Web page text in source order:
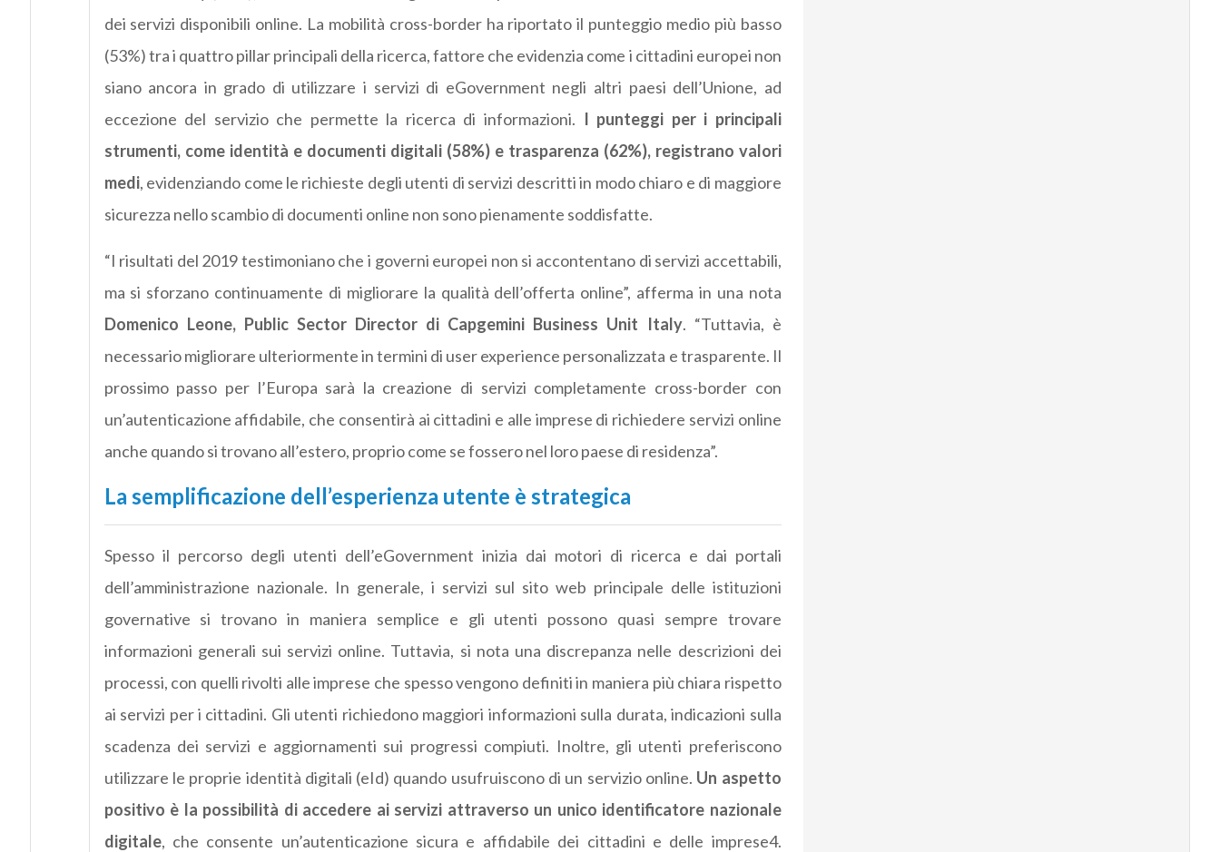
dei servizi disponibili online. La mobilità cross-border ha riportato il punteggio medio più basso
(53%) tra i quattro pillar principali della ricerca, fattore che evidenzia come i cittadini europei non
siano ancora in grado di utilizzare i servizi di eGovernment negli altri paesi dell’Unione, ad
eccezione del servizio che permette la ricerca di informazioni. I punteggi per i principali
strumenti, come identità e documenti digitali (58%) e trasparenza (62%), registrano valori
medi, evidenziando come le richieste degli utenti di servizi descritti in modo chiaro e di maggiore
sicurezza nello scambio di documenti online non sono pienamente soddisfatte.
“I risultati del 2019 testimoniano che i governi europei non si accontentano di servizi accettabili,
ma si sforzano continuamente di migliorare la qualità dell’offerta online”, afferma in una nota
Domenico Leone, Public Sector Director di Capgemini Business Unit Italy. “Tuttavia, è
necessario migliorare ulteriormente in termini di user experience personalizzata e trasparente. Il
prossimo passo per l’Europa sarà la creazione di servizi completamente cross-border con
un’autenticazione affidabile, che consentirà ai cittadini e alle imprese di richiedere servizi online
anche quando si trovano all’estero, proprio come se fossero nel loro paese di residenza”.
La semplificazione dell’esperienza utente è strategica
Spesso il percorso degli utenti dell’eGovernment inizia dai motori di ricerca e dai portali
dell’amministrazione nazionale. In generale, i servizi sul sito web principale delle istituzioni
governative si trovano in maniera semplice e gli utenti possono quasi sempre trovare
informazioni generali sui servizi online. Tuttavia, si nota una discrepanza nelle descrizioni dei
processi, con quelli rivolti alle imprese che spesso vengono definiti in maniera più chiara rispetto
ai servizi per i cittadini. Gli utenti richiedono maggiori informazioni sulla durata, indicazioni sulla
scadenza dei servizi e aggiornamenti sui progressi compiuti. Inoltre, gli utenti preferiscono
utilizzare le proprie identità digitali (eId) quando usufruiscono di un servizio online. Un aspetto
positivo è la possibilità di accedere ai servizi attraverso un unico identificatore nazionale
digitale, che consente un’autenticazione sicura e affidabile dei cittadini e delle imprese4.